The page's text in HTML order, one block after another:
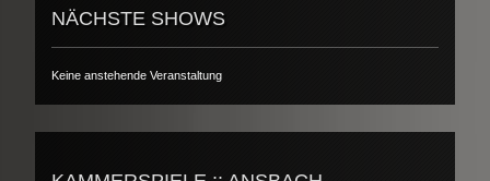
NÄCHSTE SHOWS
Keine anstehende Veranstaltung